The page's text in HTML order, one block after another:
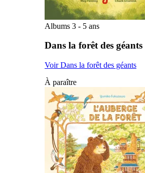
Albums 3 - 5 ans
Dans la forêt des géants
Voir Dans la forêt des géants
À paraître